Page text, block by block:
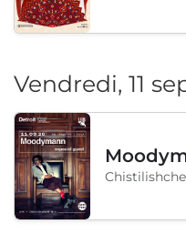
Vendredi, 11